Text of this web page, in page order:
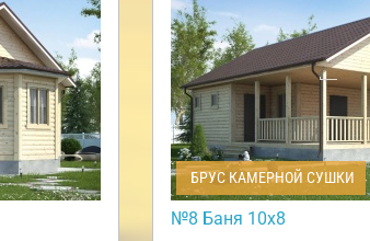
БРУС КАМЕРНОЙ СУШКИ
№8 Баня 10х8